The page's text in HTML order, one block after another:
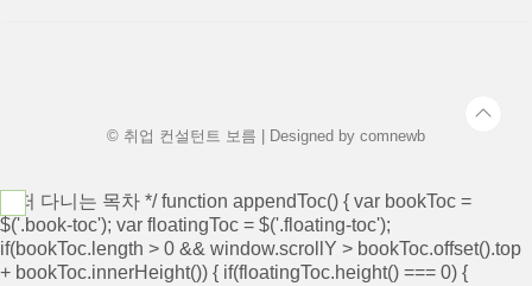
© 취업 컨설턴트 보름 | Designed by comnewb
/* 떠 다니는 목차 */ function appendToc() { var bookToc =
$('.book-toc'); var floatingToc = $('.floating-toc');
if(bookToc.length > 0 && window.scrollY > bookToc.offset().top
+ bookToc.innerHeight()) { if(floatingToc.height() === 0) {